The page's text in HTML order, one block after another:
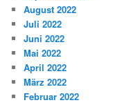
August 2022
Juli 2022
Juni 2022
Mai 2022
April 2022
März 2022
Februar 2022